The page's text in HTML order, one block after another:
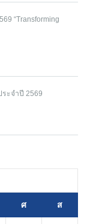
“Transforming
ะจำปี 2569
ศ ส